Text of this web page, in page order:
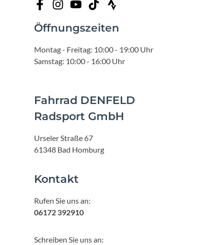
Öffnungszeiten
Montag - Freitag: 10:00 - 19:00 Uhr
Samstag: 10:00 - 16:00 Uhr
Fahrrad DENFELD
Radsport GmbH
Urseler Straße 67
61348 Bad Homburg
Kontakt
Rufen Sie uns an:
06172 392910
Schreiben Sie uns an: